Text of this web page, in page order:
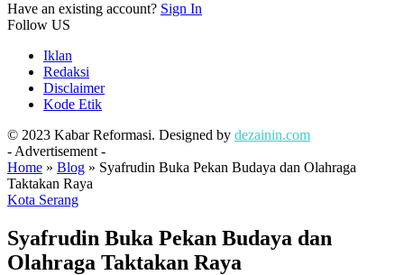
Have an existing account? Sign In
Follow US
Iklan
Redaksi
Disclaimer
Kode Etik
© 2023 Kabar Reformasi. Designed by dezainin.com
- Advertisement -
Home » Blog » Syafrudin Buka Pekan Budaya dan Olahraga
Taktakan Raya
Kota Serang
Syafrudin Buka Pekan Budaya dan
Olahraga Taktakan Raya